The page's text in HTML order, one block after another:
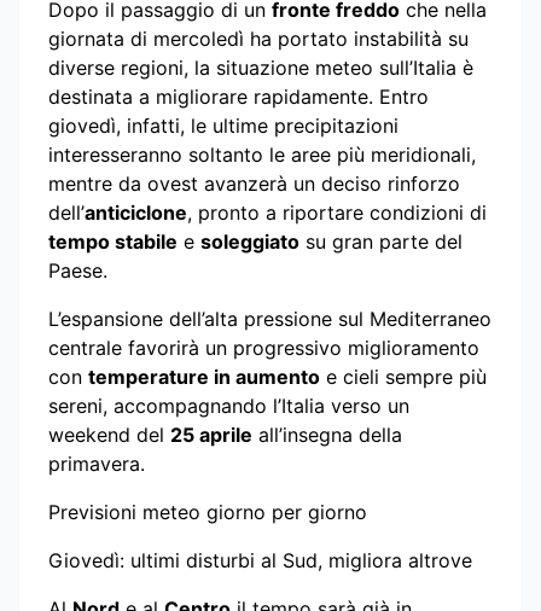
Dopo il passaggio di un fronte freddo che nella
giornata di mercoledì ha portato instabilità su
diverse regioni, la situazione meteo sull’Italia è
destinata a migliorare rapidamente. Entro
giovedì, infatti, le ultime precipitazioni
interesseranno soltanto le aree più meridionali,
mentre da ovest avanzerà un deciso rinforzo
dell’anticiclone, pronto a riportare condizioni di
tempo stabile e soleggiato su gran parte del
Paese.
L’espansione dell’alta pressione sul Mediterraneo
centrale favorirà un progressivo miglioramento
con temperature in aumento e cieli sempre più
sereni, accompagnando l’Italia verso un
weekend del 25 aprile all’insegna della
primavera.
Previsioni meteo giorno per giorno
Giovedì: ultimi disturbi al Sud, migliora altrove